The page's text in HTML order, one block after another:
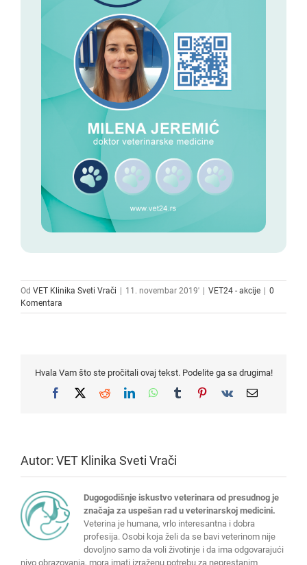
Od VET Klinika Sveti Vrači | 11. novembar 2019' | VET24 - akcije | 0
Komentara
Hvala Vam što ste pročitali ovaj tekst. Podelite ga sa drugima!
Facebook
X RedditLinkedInWhatsApp
TumblrPinterest
Vk Email
Autor: VET Klinika Sveti Vrači
Dugogodišnje iskustvo veterinara od presudnog je
značaja za uspešan rad u veterinarskoj medicini.
Veterina je humana, vrlo interesantna i dobra
profesija. Osobi koja želi da se bavi veterinom nije
dovoljno samo da voli životinje i da ima odgovarajući
nivo obrazovanja, mora imati izraženu potrebu za neprestanim